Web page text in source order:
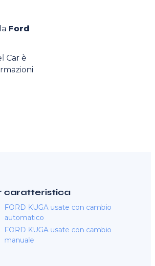
Ford
Car è
caratteristica
FORD KUGA usate con cambio
automatico
FORD KUGA usate con cambio
manuale